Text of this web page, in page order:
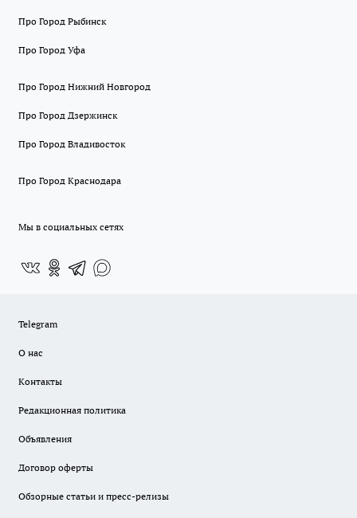
Про Город Рыбинск
Про Город Уфа
Про Город Нижний Новгород
Про Город Дзержинск
Про Город Владивосток
Про Город Краснодара
Мы в социальных сетях
Telegram
О нас
Контакты
Редакционная политика
Объявления
Договор оферты
Обзорные статьи и пресс-релизы